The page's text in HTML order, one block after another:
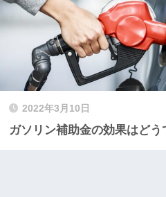
2022年3月10日
ガソリン補助金の効果はどう